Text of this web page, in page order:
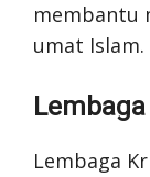
membantu
umat Islam.
Lembaga